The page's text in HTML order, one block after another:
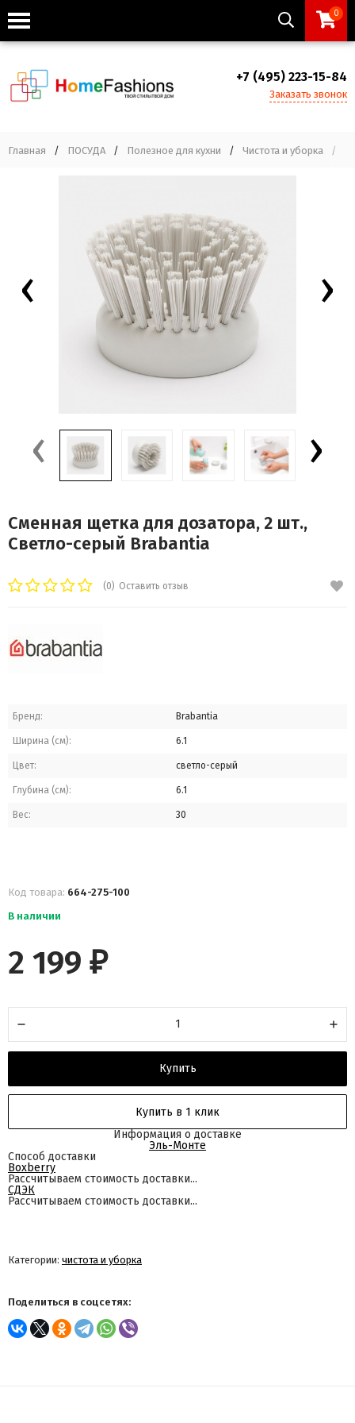
0
+7 (495) 223-15-84
Заказать звонок
Главная / ПОСУДА / Полезное для кухни / Чистота и уборка /
‹ ›
‹ ›
Сменная щетка для дозатора, 2 шт.,
Светло-серый Brabantia
(0) Оставить отзыв
Бренд: Brabantia
Ширина (см): 6.1
Цвет: светло-серый
Глубина (см): 6.1
Вес: 30
Код товара: 664-275-100
В наличии
2 199 ₽
Купить
Купить в 1 клик
Информация о доставке
Эль-Монте
Способ доставки
Boxberry
Рассчитываем стоимость доставки...
СДЭК
Рассчитываем стоимость доставки...
Категории: чистота и уборка
Поделиться в соцсетях: